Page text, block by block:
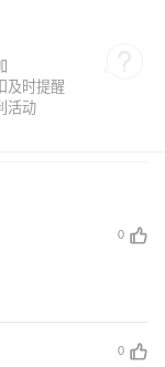
0
0